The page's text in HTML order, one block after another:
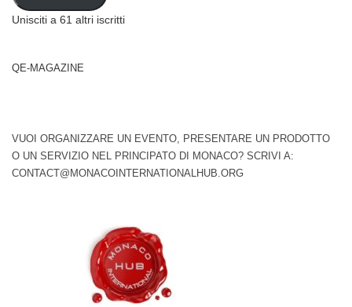
Unisciti a 61 altri iscritti
QE-MAGAZINE
VUOI ORGANIZZARE UN EVENTO, PRESENTARE UN PRODOTTO
O UN SERVIZIO NEL PRINCIPATO DI MONACO? SCRIVI A:
CONTACT@MONACOINTERNATIONALHUB.ORG